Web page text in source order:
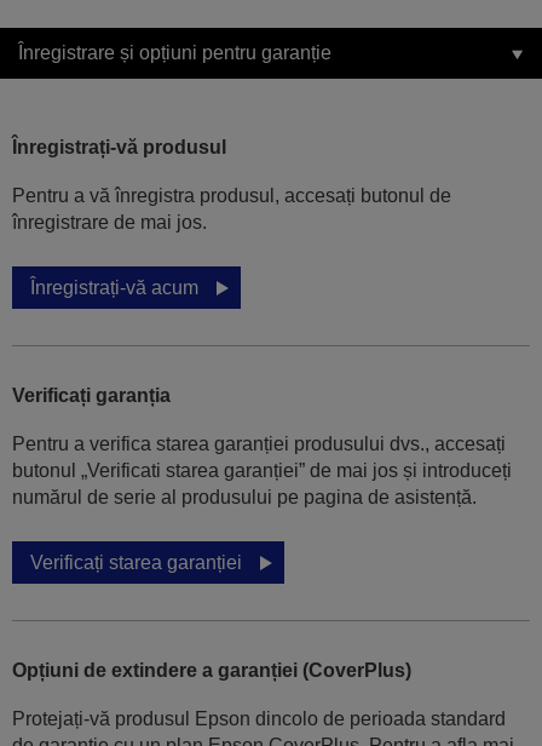
Înregistrare și opțiuni pentru garanție
Înregistrați-vă produsul
Pentru a vă înregistra produsul, accesați butonul de
înregistrare de mai jos.
Înregistrați-vă acum
Verificați garanția
Pentru a verifica starea garanției produsului dvs., accesați
butonul „Verificati starea garanției” de mai jos și introduceți
numărul de serie al produsului pe pagina de asistență.
Verificați starea garanției
Opțiuni de extindere a garanției (CoverPlus)
Protejați-vă produsul Epson dincolo de perioada standard